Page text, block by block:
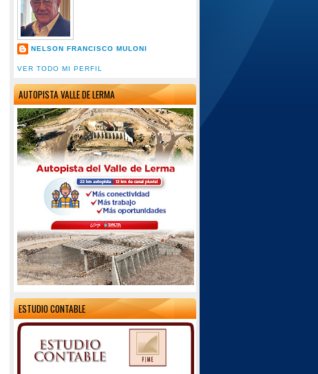
NELSON FRANCISCO MULONI
VER TODO MI PERFIL
AUTOPISTA VALLE DE LERMA
ESTUDIO CONTABLE